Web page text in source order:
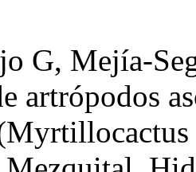
G, Mejía-
artrópodos